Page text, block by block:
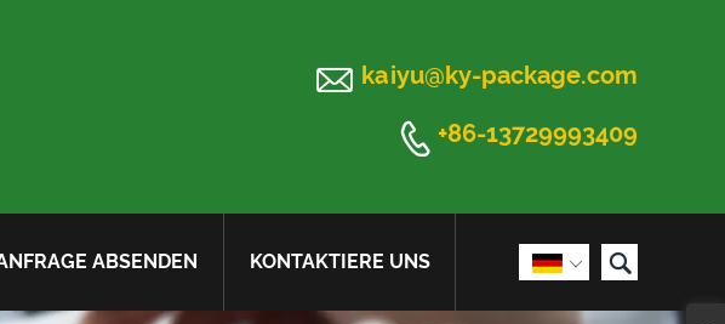
 kaiyu@ky-package.com
 +86-13729993409
 
ABSENDEN KONTAKTIERE UNS